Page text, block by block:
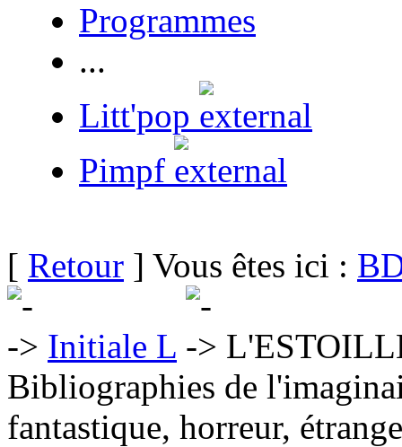
Programmes
...
Litt'pop
Pimpf
[ Retour ] Vous êtes ici :
Initiale L
Bibliographies de
fantastique, horreur,